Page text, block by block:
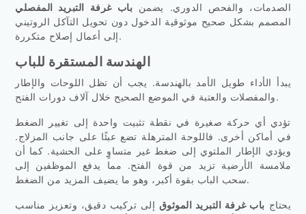
الصدمات، والفحص الدوري. يضمن باب غرفة التبريد المفصلي
المصمم بشكل صحيح موثوقية الدخول دون تحويل التآكل الروتيني
إلى أعمال إصلاح متكررة.
الهندسة المستقرة للباب
يبدأ الأداء طويل الأمد بالهندسة. يجب أن تظل اللوحات والإطار
والمفصلات والعتبة في الموضع الصحيح خلال آلاف دورات الفتح.
تؤدي أي حركة صغيرة في نقطة تثبيت واحدة إلى تغيير الضغط
في أماكن أخرى. فاللوحة المترهلة تضع عبئًا على جانب المزلاج.
ويؤدي الإطار الملتوي إلى ضغط غير متساوٍ على الحشية. كما أن
ملامسة الأرضية تزيد من قوة الفتح. مما يدفع الموظفين إلى
سحب الباب بقوة أكبر، وهو ما يضيف المزيد من الضغط.
يحتاج باب غرفة التبريد الموثوق إلى تركيب دقيق، وتعزيز مناسب